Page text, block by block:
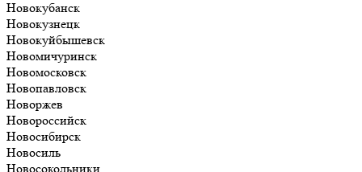
Новокубанск
Новокузнецк
Новокуйбышевск
Новомичуринск
Новомосковск
Новопавловск
Новоржев
Новороссийск
Новосибирск
Новосиль
Новосокольники